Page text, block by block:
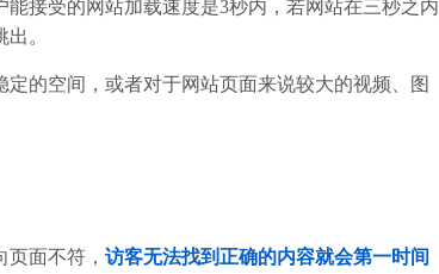
能接受的网站加载速度是3秒内，若网站在三秒之内
。
的空间，或者对于网站页面来说较大的视频、图
面不符， 访客无法找到正确的内容就会第一时间